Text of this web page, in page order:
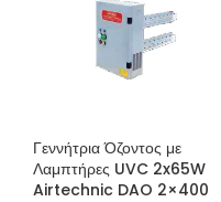
Γεννήτρια Όζοντος με
Λαμπτήρες UVC 2x65W
Airtechnic DAO 2×400